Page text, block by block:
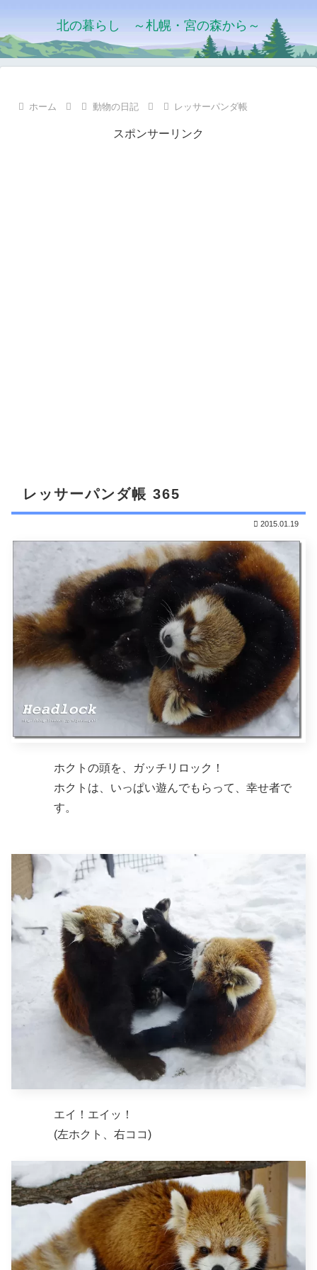
北の暮らし ～札幌・宮の森から～
ホーム 動物の日記 レッサーパンダ帳
スポンサーリンク
レッサーパンダ帳 365
2015.01.19
ホクトの頭を、ガッチリロック！
ホクトは、いっぱい遊んでもらって、幸せ者で
す。
エイ！エイッ！
(左ホクト、右ココ)